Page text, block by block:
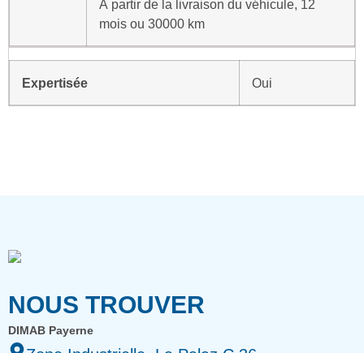
À partir de la livraison du véhicule, 12
mois ou 30000 km
Expertisée Oui
NOUS TROUVER
DIMAB Payerne